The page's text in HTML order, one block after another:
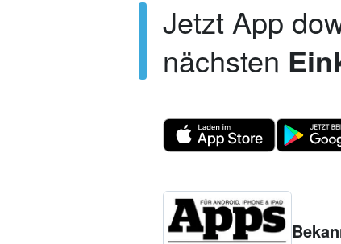
Jetzt App
nächsten